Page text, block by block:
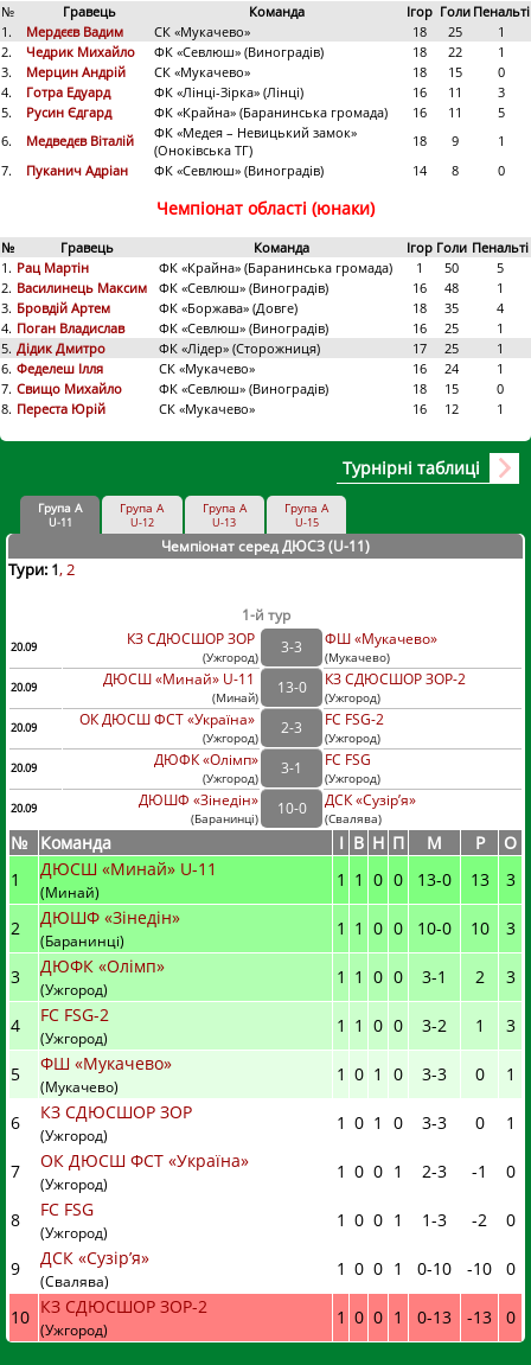
№ Гравець Команда Ігор Голи Пенальті
1.
Мердєєв Вадим СК «Мукачево» 18 25
1
2.
Чедрик Михайло ФК «Севлюш» (Виноградів) 18 22
1
3.
Мерцин Андрій СК «Мукачево» 18 15
0
4.
Готра Едуард ФК «Лінці-Зірка» (Лінці) 16 11
3
5.
Русин Єдгард ФК «Крайна» (Баранинська громада) 16 11
5
6.
Медведєв Віталій
ФК «Медея – Невицький замок»
(Оноківська ТГ)
18 9
1
7.
Пуканич Адріан ФК «Севлюш» (Виноградів) 14 8 0
Чемпіонат області (юнаки)
№ Гравець Команда Ігор Голи Пенальті
1. Рац Мартін ФК «Крайна» (Баранинська громада) 1 50
5
2. Василинець Максим ФК «Севлюш» (Виноградів) 16 48
1
3. Бровдій Артем ФК «Боржава» (Довге) 18 35
4
4. Поган Владислав ФК «Севлюш» (Виноградів) 16 25
1
5. Дідик Дмитро ФК «Лідер» (Сторожниця) 17 25
1
6. Феделеш Ілля СК «Мукачево» 16 24
1
7. Свищо Михайло ФК «Севлюш» (Виноградів) 18 15
0
8. Переста Юрій СК «Мукачево» 16 12 1
Турнірні таблиці
Група А
U-11
Група А
U-12
Група А
U-13
Група А
U-15
Чемпіонат серед ДЮСЗ (U-11)
Тури: 1 2
1-й тур
20.09 КЗ СДЮСШОР ЗОР
(Ужгород)
3-3 ФШ «Мукачево»
(Мукачево)
20.09
ДЮСШ «Минай» U-11
(Минай)
13-0 КЗ СДЮСШОР ЗОР-2
(Ужгород)
20.09
ОК ДЮСШ ФСТ «Україна»
(Ужгород)
2-3 FC FSG-2
(Ужгород)
20.09
ДЮФК «Олімп»
(Ужгород)
3-1 FC FSG
(Ужгород)
20.09
ДЮШФ «Зінедін»
(Баранинці)
10-0 ДСК «Сузір’я»
(Свалява)
№ Команда I В Н П М Р
О
1
ДЮСШ «Минай» U-11
(Минай)
1 1 0 0 13-0 13 3
2 ДЮШФ «Зінедін»
(Баранинці)
1 1 0 0 10-0 10 3
3 ДЮФК «Олімп»
(Ужгород)
1 1 0 0 3-1 2 3
4 FC FSG-2
(Ужгород)
1 1 0 0 3-2 1 3
5 ФШ «Мукачево»
(Мукачево)
1 0 1 0 3-3 0 1
6 КЗ СДЮСШОР ЗОР
(Ужгород)
1 0 1 0 3-3 0 1
7 ОК ДЮСШ ФСТ «Україна»
(Ужгород)
1 0 0 1 2-3 -1 0
8 FC FSG
(Ужгород)
1 0 0 1 1-3 -2 0
9 ДСК «Сузір’я»
(Свалява)
1 0 0 1 0-10 -10 0
10 КЗ СДЮСШОР ЗОР-2
(Ужгород)
1 0 0 1 0-13 -13 0